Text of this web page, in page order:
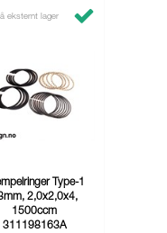
eksternt lager
Type-1
2,0x2,0x4,
1500ccm
311198163A